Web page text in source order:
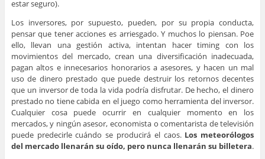
estar seguro).
Los inversores, por supuesto, pueden, por su propia conducta,
pensar que tener acciones es arriesgado. Y muchos lo piensan. Poe
ello, llevan una gestión activa, intentan hacer timing con los
movimientos del mercado, crean una diversificación inadecuada,
pagan altos e innecesarios honorarios a asesores, y hacen un mal
uso de dinero prestado que puede destruir los retornos decentes
que un inversor de toda la vida podría disfrutar. De hecho, el dinero
prestado no tiene cabida en el juego como herramienta del inversor.
Cualquier cosa puede ocurrir en cualquier momento en los
mercados, y ningún asesor, economista o comentarista de televisión
puede predecirle cuándo se producirá el caos. Los meteorólogos
del mercado llenarán su oído, pero nunca llenarán su billetera.